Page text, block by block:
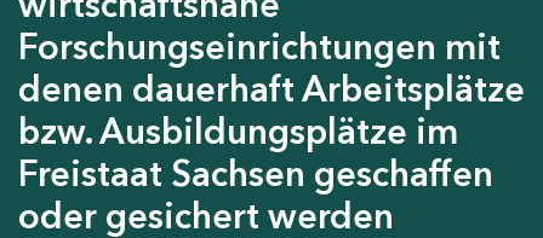
Forschungseinrichtungen mit
denen dauerhaft Arbeitsplätze
bzw. Ausbildungsplätze im
Freistaat Sachsen geschaffen
oder gesichert werden